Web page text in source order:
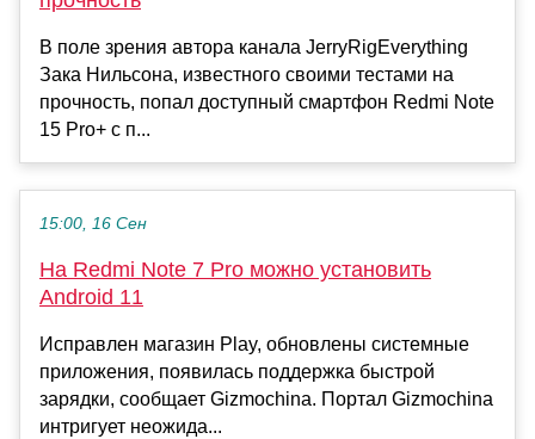
В поле зрения автора канала JerryRigEverything
Зака Нильсона, известного своими тестами на
прочность, попал доступный смартфон Redmi Note
15 Pro+ с п...
15:00, 16 Сен
На Redmi Note 7 Pro можно установить
Android 11
Исправлен магазин Play, обновлены системные
приложения, появилась поддержка быстрой
зарядки, сообщает Gizmochina. Портал Gizmochina
интригует неожида...